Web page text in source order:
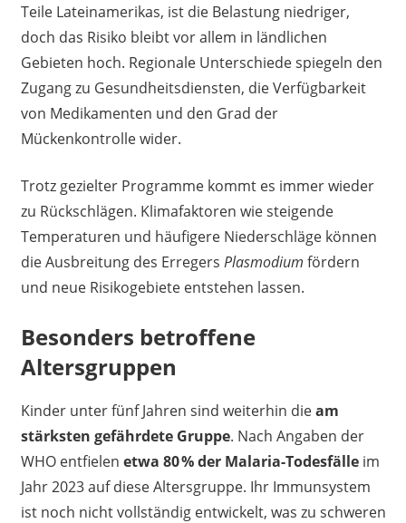
Teile Lateinamerikas, ist die Belastung niedriger,
doch das Risiko bleibt vor allem in ländlichen
Gebieten hoch. Regionale Unterschiede spiegeln den
Zugang zu Gesundheitsdiensten, die Verfügbarkeit
von Medikamenten und den Grad der
Mückenkontrolle wider.
Trotz gezielter Programme kommt es immer wieder
zu Rückschlägen. Klimafaktoren wie steigende
Temperaturen und häufigere Niederschläge können
die Ausbreitung des Erregers Plasmodium fördern
und neue Risikogebiete entstehen lassen.
Besonders betroffene
Altersgruppen
Kinder unter fünf Jahren sind weiterhin dieam
stärksten gefährdete Gruppe. Nach Angaben der
WHO entfielen etwa 80 % der Malaria-Todesfälleim
Jahr 2023 auf diese Altersgruppe. Ihr Immunsystem
ist noch nicht vollständig entwickelt, was zu schweren